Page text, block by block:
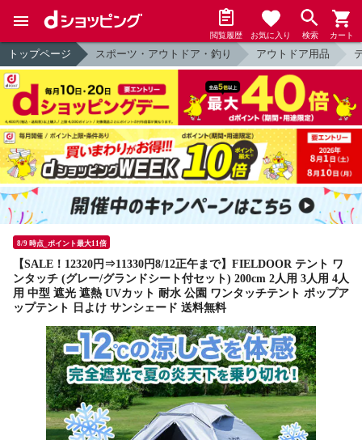
閲覧履歴 お気に入り 検索 カート
トップページ スポーツ・アウトドア・釣り アウトドア用品
8/9 時点_ポイント最大11倍
【SALE！12320円⇒11330円8/12正午まで】FIELDOOR テント ワ
ンタッチ (グレー/グランドシート付セット) 200cm 2人用 3人用 4人
用 中型 遮光 遮熱 UVカット 耐水 公園 ワンタッチテント ポップア
ップテント 日よけ サンシェード 送料無料